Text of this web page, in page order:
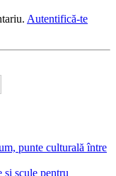
Autentifică-te
punte culturală între
și scule pentru